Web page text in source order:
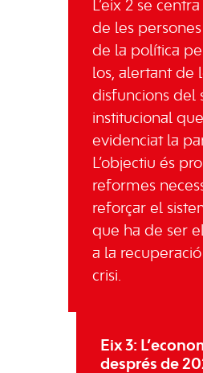
L’eix 2 se
de les
de la política
los, alertant de
disfuncions del
institucional
evidenciat la
L’objectiu és
reformes
reforçar el
que ha de ser
a la recuperació
crisi.
Eix 3:
després de